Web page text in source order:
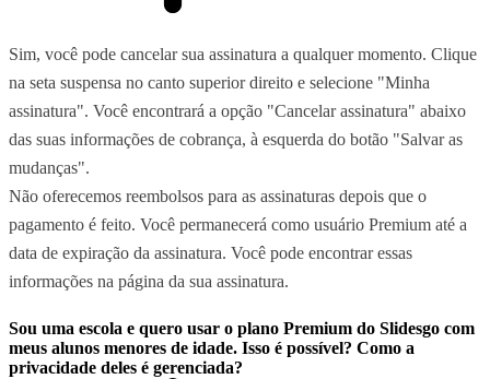
Sim, você pode cancelar sua assinatura a qualquer momento. Clique
na seta suspensa no canto superior direito e selecione "Minha
assinatura". Você encontrará a opção "Cancelar assinatura" abaixo
das suas informações de cobrança, à esquerda do botão "Salvar as
mudanças".
Não oferecemos reembolsos para as assinaturas depois que o
pagamento é feito. Você permanecerá como usuário Premium até a
data de expiração da assinatura. Você pode encontrar essas
informações na página da sua assinatura.
Sou uma escola e quero usar o plano Premium do Slidesgo com
meus alunos menores de idade. Isso é possível? Como a
privacidade deles é gerenciada?